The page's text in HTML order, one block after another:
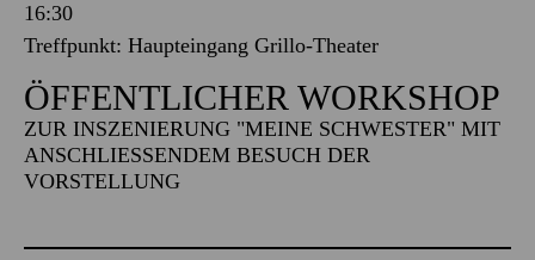
16:30
Treffpunkt: Haupteingang Grillo-Theater
ÖFFENTLICHER WORKSHOP
ZUR INSZENIERUNG "MEINE SCHWESTER" MIT
ANSCHLIESSENDEM BESUCH DER V
ORSTELLUNG